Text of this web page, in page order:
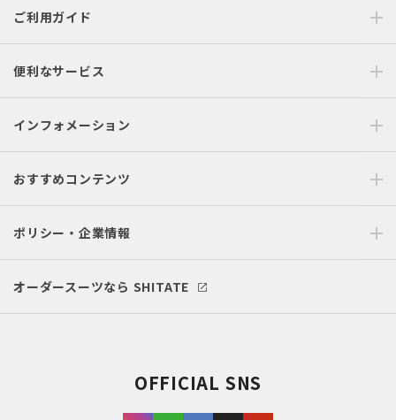
ご利用ガイド
便利なサービス
インフォメーション
おすすめコンテンツ
ポリシー・企業情報
オーダースーツなら SHITATE
OFFICIAL SNS